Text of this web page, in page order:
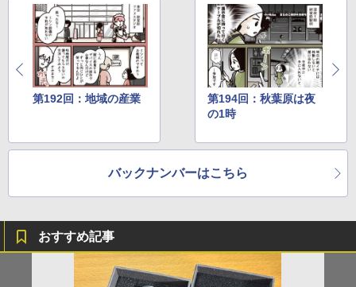
第192回：地域の産業
第194回：秋葉原は夜
の1時
バックナンバーはこちら
おすすめ記事